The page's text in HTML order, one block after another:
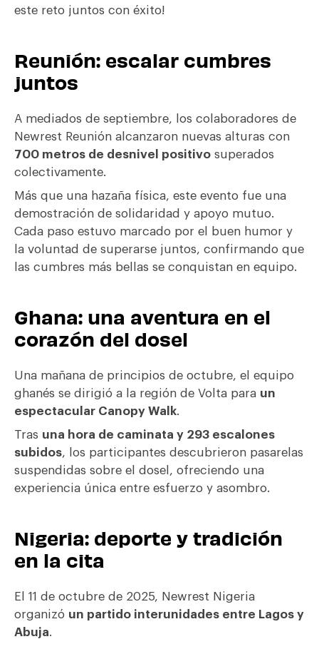
este reto juntos con éxito!
Reunión: escalar cumbres
juntos
A mediados de septiembre, los colaboradores de
Newrest Reunión alcanzaron nuevas alturas con
700 metros de desnivel positivo superados
colectivamente.
Más que una hazaña física, este evento fue una
demostración de solidaridad y apoyo mutuo.
Cada paso estuvo marcado por el buen humor y
la voluntad de superarse juntos, confirmando que
las cumbres más bellas se conquistan en equipo.
Ghana: una aventura en el
corazón del dosel
Una mañana de principios de octubre, el equipo
ghanés se dirigió a la región de Volta para un
espectacular Canopy Walk.
Tras una hora de caminata y 293 escalones
subidos, los participantes descubrieron pasarelas
suspendidas sobre el dosel, ofreciendo una
experiencia única entre esfuerzo y asombro.
Nigeria: deporte y tradición
en la cita
El 11 de octubre de 2025, Newrest Nigeria
organizó un partido interunidades entre Lagos y
Abuja.